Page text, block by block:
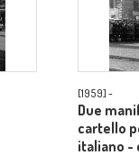
[1959] -
Due
cartello
italiano -